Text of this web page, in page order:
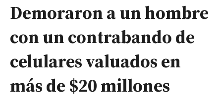
Demoraron a un hombre
con un contrabando de
celulares valuados en
más de $20 millones